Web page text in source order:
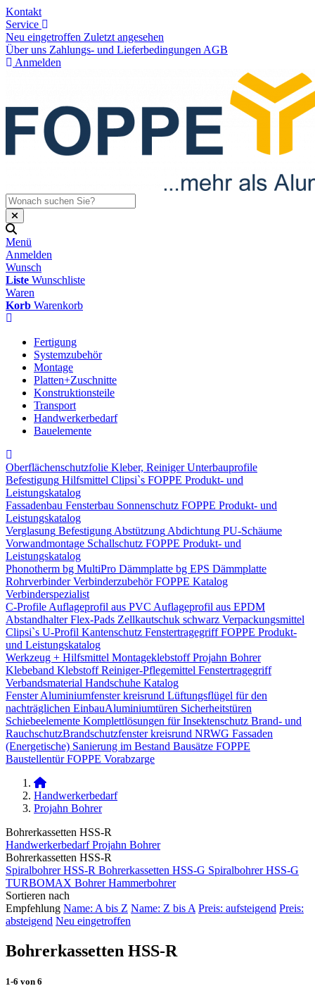
Kontakt
Service
Neu eingetroffen Zuletzt angesehen
Über uns Zahlungs- und Lieferbedingungen AGB
Anmelden
Menü
Anmelden
Wunsch
Liste Wunschliste
Waren
Korb Warenkorb
Fertigung
Systemzubehör
Montage
Platten+Zuschnitte
Konstruktionsteile
Transport
Handwerkerbedarf
Bauelemente
Oberflächenschutzfolie Kleber, Reiniger Unterbauprofile
Befestigung Hilfsmittel Clipsi`s FOPPE Produkt- und
Leistungskatalog
Fassadenbau Fensterbau Sonnenschutz FOPPE Produkt- und
Leistungskatalog
Verglasung Befestigung Abstützung Abdichtung PU-Schäume
Vorwandmontage Schallschutz FOPPE Produkt- und
Leistungskatalog
Phonotherm bg MultiPro Dämmplatte bg EPS Dämmplatte
Rohrverbinder Verbinderzubehör FOPPE Katalog
Verbinderspezialist
C-Profile Auflageprofil aus PVC Auflageprofil aus EPDM
Abstandhalter Flex-Pads Zellkautschuk schwarz Verpackungsmittel
Clipsi`s U-Profil Kantenschutz Fenstertragegriff FOPPE Produkt-
und Leistungskatalog
Werkzeug + Hilfsmittel Montageklebstoff Projahn Bohrer
Klebeband Klebstoff Reiniger-Pflegemittel Fenstertragegriff
Verbandsmaterial Handschuhe Katalog
Fenster Aluminiumfenster kreisrund Lüftungsflügel für den
nachträglichen Einbau​Aluminiumtüren Sicherheitstüren
Schiebeelemente Komplettlösungen für Insektenschutz Brand- und
Rauchschutz​Brandschutzfenster kreisrund NRWG Fassaden
(Energetische) Sanierung im Bestand Bausätze FOPPE
Baustellentür FOPPE Vorabzarge
Handwerkerbedarf
Projahn Bohrer
Bohrerkassetten HSS-R
Handwerkerbedarf Projahn Bohrer
Bohrerkassetten HSS-R
Spiralbohrer HSS-R Bohrerkassetten HSS-G Spiralbohrer HSS-G
TURBOMAX Bohrer Hammerbohrer
Sortieren nach
Empfehlung Name: A bis Z Name: Z bis A Preis: aufsteigend Preis:
absteigend Neu eingetroffen
Bohrerkassetten HSS-R
1-6 von 6